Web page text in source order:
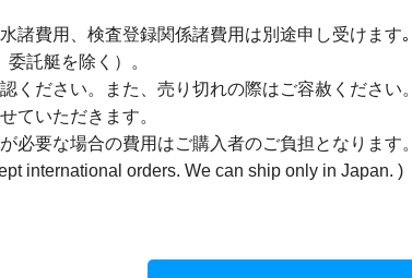
諸費用、検査登録関係諸費用は別途申し受けます｡
託艇を除く）。
ください。また、売り切れの際はご容赦ください。
ていただきます。
必要な場合の費用はご購入者のご負担となります。
international orders. We can ship only in Japan. )